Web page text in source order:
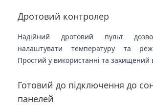
Дротовий контролер
Надійний дротовий пульт
налаштувати температуру та
Простий у використанні та захищений
Готовий до підключення до
панелей